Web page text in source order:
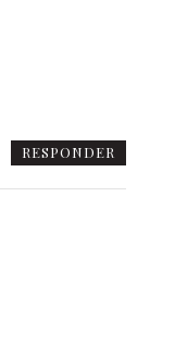
RESPONDER